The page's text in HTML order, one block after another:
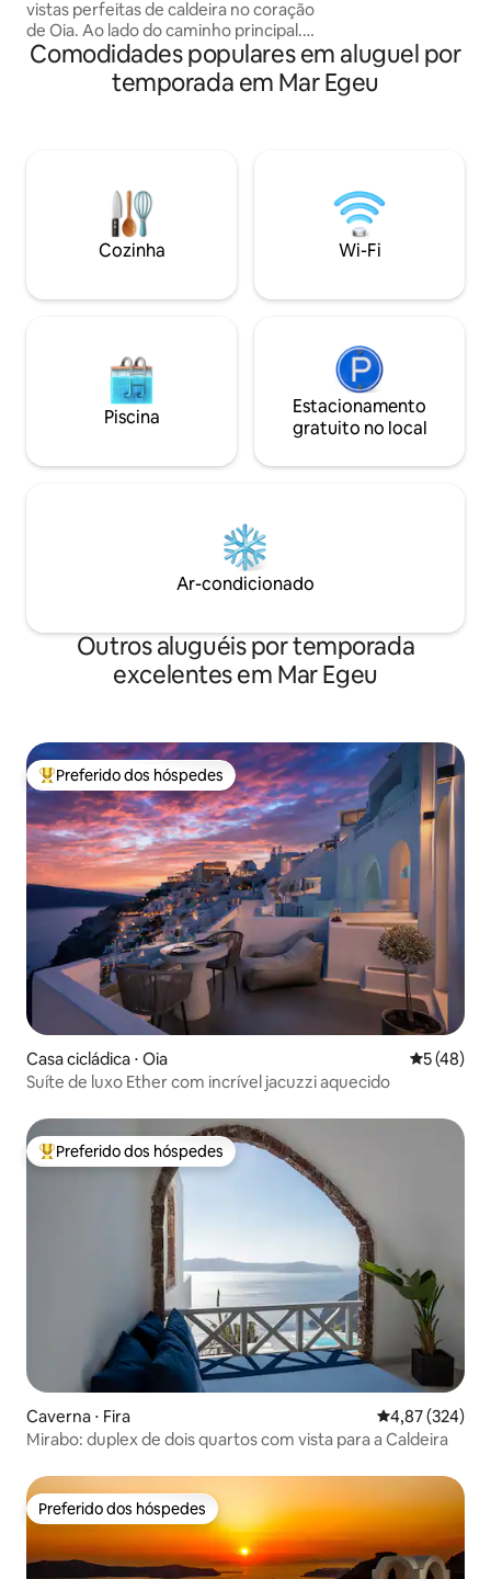
vistas perfeitas de caldeira no coração
de Oia. Ao lado do caminho principal.
Piscina de mergulho privada aquecida
com vista panorâmica. Ao lado da Ilha
Azul, Serenity & Eternity. Totalmente
villas: Island blue, Eternity, Serenity,
Captains blue, Secret garden, Sailing &
Sky blue Flexível em cancelamentos
relacionados à pandemia!
dispõe de 2
banheiros
totalmente
vistas do pôr do
Comodidades populares em aluguel por
temporada em Mar Egeu
Cozinha Wi-Fi
Piscina
Estacionamento
gratuito no local
Ar-condicionado
Outros aluguéis por temporada
excelentes em Mar Egeu
Entre os melhores preferidos dos hóspedes
Preferido dos hóspedes
Casa cicládica ⋅ Oia 5 de uma
5 (48)
Suíte de luxo Ether com incrível jacuzzi aquecido
Entre os melhores preferidos dos hóspedes
Preferido dos hóspedes
Caverna ⋅ Fira 4,87 de uma
4,87 (324)
Mirabo: duplex de dois quartos com vista para a Caldeira
Preferido dos hóspedes
Preferido dos hóspedes